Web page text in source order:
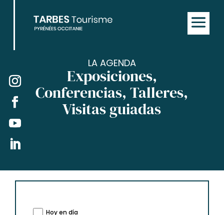
LA AGENDA
Exposiciones,
Conferencias, Talleres,
Visitas guiadas
Hoy en día